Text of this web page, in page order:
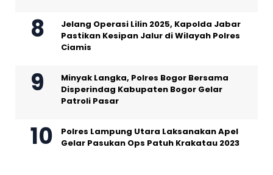
Jelang Operasi Lilin 2025, Kapolda Jabar
Pastikan Kesipan Jalur di Wilayah Polres
Ciamis
Minyak Langka, Polres Bogor Bersama
Disperindag Kabupaten Bogor Gelar
Patroli Pasar
Polres Lampung Utara Laksanakan Apel
Gelar Pasukan Ops Patuh Krakatau 2023